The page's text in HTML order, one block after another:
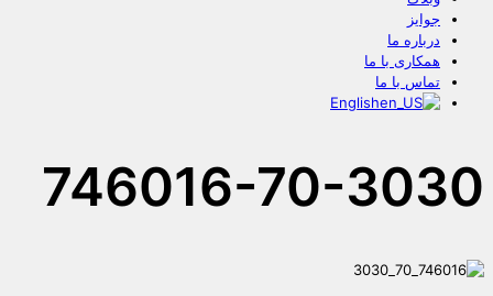
جوایز
درباره ما
همکاری با ما
تماس با ما
English
746016-70-3030